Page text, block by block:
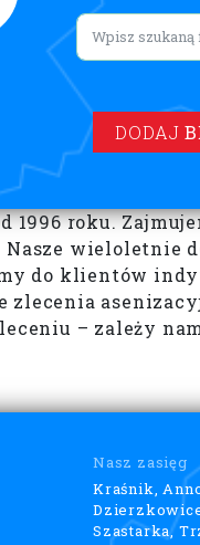
Lorem ipsum
DODAJ
1996 roku.
wieloletnie
do klientów
zlecenia
– zależy
Nasz zasięg
Kraśnik,
Szastarka,